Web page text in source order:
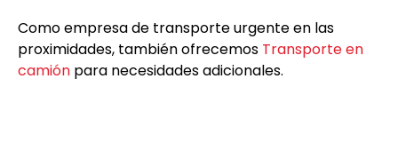
Como empresa de transporte urgente en las
proximidades, también ofrecemos Transporte en
camión para necesidades adicionales.